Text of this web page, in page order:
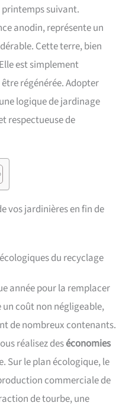
suivant.
anodin, représente un
Cette terre, bien
est simplement
régénérée. Adopter
logique de jardinage
respectueuse de
vos jardinières en fin de
du recyclage
année pour la remplacer
coût non négligeable,
de nombreux contenants.
réalisez deséconomies
Sur le plan écologique, le
commerciale de
de tourbe, une